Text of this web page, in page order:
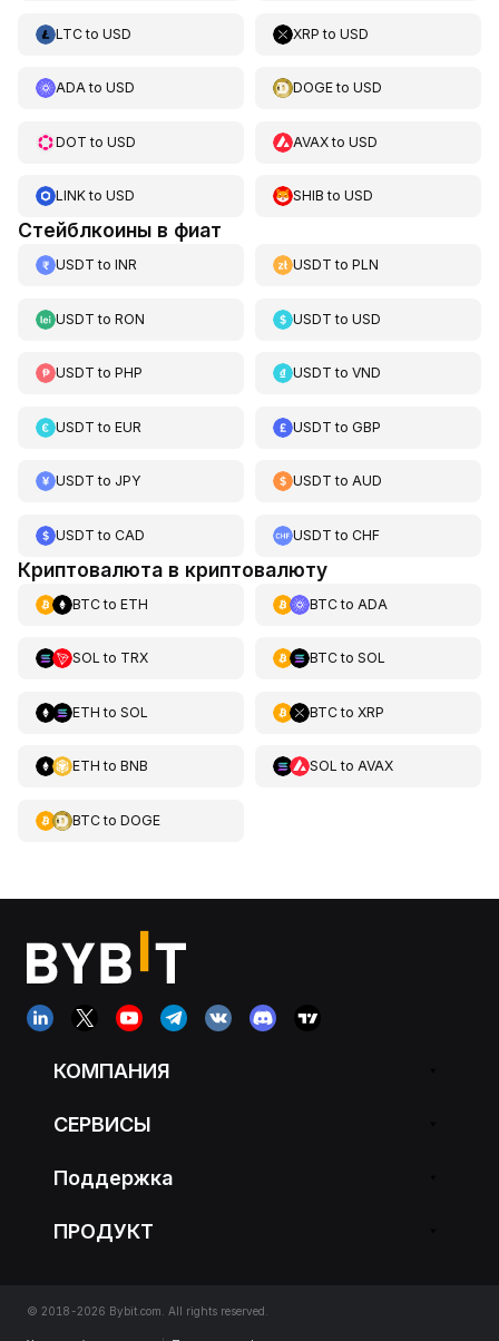
LTCto USD XRP toUSD
ADAto USD DOGEtoUSD
DOT to USD AVAXtoUSD
LINKto USD SHIB toUSD
Стейблкоины в фиат
USDT to INR USDT toPLN
USDT to RON USDT toUSD
USDT to PHP USDT toVND
USDT to EUR USDT toGBP
USDT to JPY USDT toAUD
USDT to CAD USDT toCHF
Криптовалюта в криптовалюту
BTCto ETH BTCto ADA
SOL to TRX BTCto SOL
ETH to SOL BTCto XRP
ETH to BNB SOL to AVAX
BTCto DOGE
КОМПАНИЯ
СЕРВИСЫ
Поддержка
ПРОДУКТ
© 2018-2026 Bybit.com. All rights reserved.